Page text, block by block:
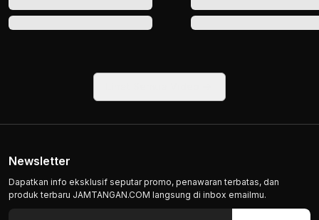
Newsletter
Dapatkan info eksklusif seputar promo, penawaran terbatas, dan
produk terbaru JAMTANGAN.COM langsung di inbox emailmu.